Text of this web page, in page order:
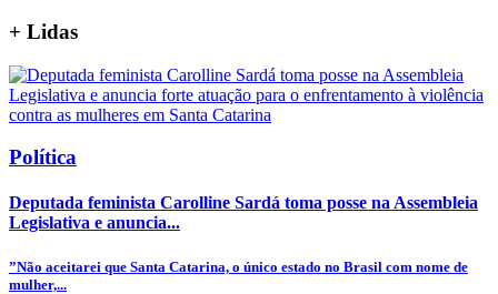
+ Lidas
Política
Deputada feminista Carolline Sardá toma posse na Assembleia
Legislativa e anuncia...
”Não aceitarei que Santa Catarina, o único estado no Brasil com nome de
mulher,...